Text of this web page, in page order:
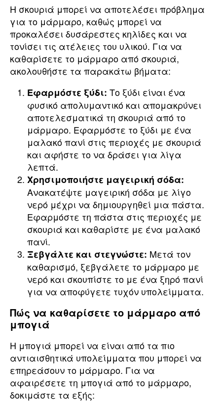
Η σκουριά μπορεί να αποτελέσει πρόβλημα
για το μάρμαρο, καθώς μπορεί να
προκαλέσει δυσάρεστες κηλίδες και να
τονίσει τις ατέλειες του υλικού. Για να
καθαρίσετε το μάρμαρο από σκουριά,
ακολουθήστε τα παρακάτω βήματα:
Εφαρμόστε ξύδι: Το ξύδι είναι ένα
φυσικό απολυμαντικό και απομακρύνει
αποτελεσματικά τη σκουριά από το
μάρμαρο. Εφαρμόστε το ξύδι με ένα
μαλακό πανί στις περιοχές με σκουριά
και αφήστε το να δράσει για λίγα
λεπτά.
Χρησιμοποιήστε μαγειρική σόδα:
Ανακατέψτε μαγειρική σόδα με λίγο
νερό μέχρι να δημιουργηθεί μια πάστα.
Εφαρμόστε τη πάστα στις περιοχές με
σκουριά και καθαρίστε με ένα μαλακό
πανί.
Ξεβγάλτε και στεγνώστε: Μετά τον
καθαρισμό, ξεβγάλετε το μάρμαρο με
νερό και σκουπίστε το με ένα ξηρό πανί
για να αποφύγετε τυχόν υπολείμματα.
Πώς να καθαρίσετε το μάρμαρο από
μπογιά
Η μπογιά μπορεί να είναι από τα πιο
αντιαισθητικά υπολείμματα που μπορεί να
επηρεάσουν το μάρμαρο. Για να
αφαιρέσετε τη μπογιά από το μάρμαρο,
δοκιμάστε τα εξής: